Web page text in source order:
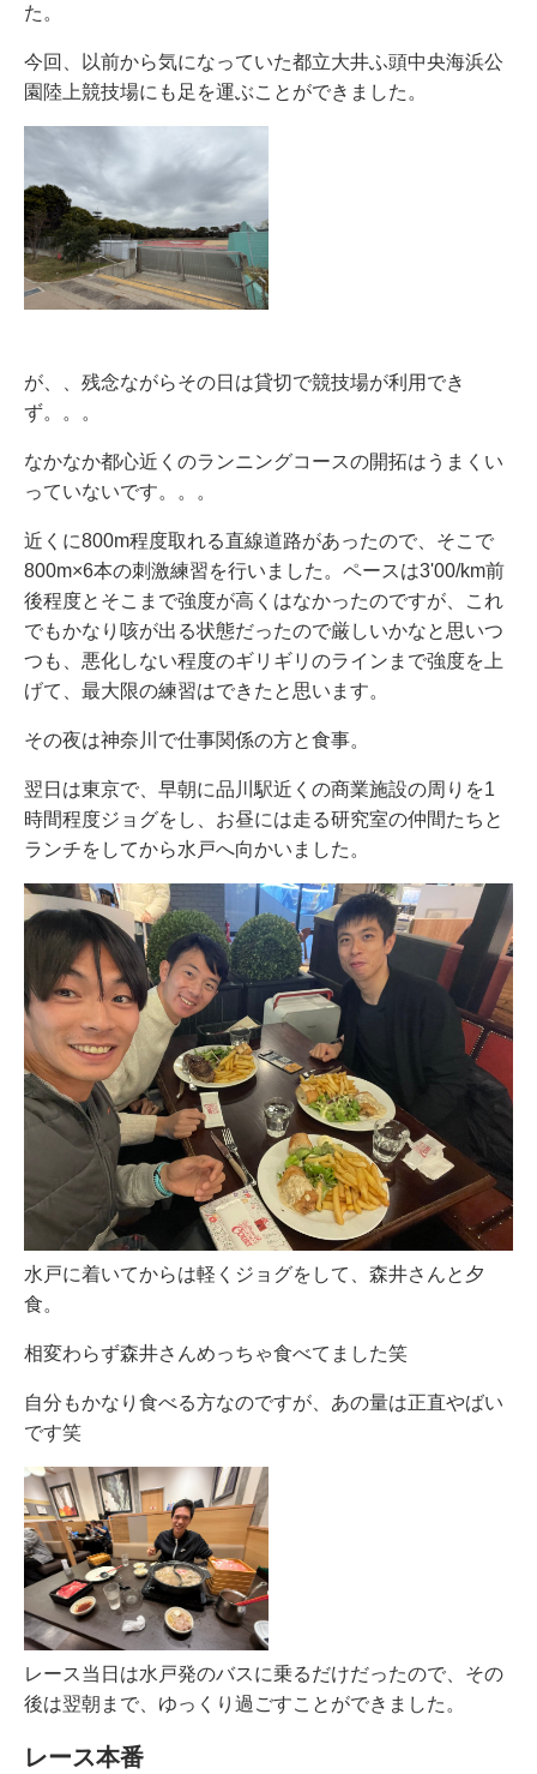
た。
今回、以前から気になっていた都立大井ふ頭中央海浜公
園陸上競技場にも足を運ぶことができました。
が、、残念ながらその日は貸切で競技場が利用でき
ず。。。
なかなか都心近くのランニングコースの開拓はうまくい
っていないです。。。
近くに800m程度取れる直線道路があったので、そこで
800m×6本の刺激練習を行いました。ペースは3'00/km前
後程度とそこまで強度が高くはなかったのですが、これ
でもかなり咳が出る状態だったので厳しいかなと思いつ
つも、悪化しない程度のギリギリのラインまで強度を上
げて、最大限の練習はできたと思います。
その夜は神奈川で仕事関係の方と食事。
翌日は東京で、早朝に品川駅近くの商業施設の周りを1
時間程度ジョグをし、お昼には走る研究室の仲間たちと
ランチをしてから水戸へ向かいました。
水戸に着いてからは軽くジョグをして、森井さんと夕
食。
相変わらず森井さんめっちゃ食べてました笑
自分もかなり食べる方なのですが、あの量は正直やばい
です笑
レース当日は水戸発のバスに乗るだけだったので、その
後は翌朝まで、ゆっくり過ごすことができました。
レース本番